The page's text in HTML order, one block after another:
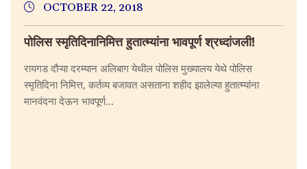
OCTOBER 22, 2018
पोलिस स्मृतिदिनानिमित्त हुतात्म्यांना भावपूर्ण श्रध्दांजली!
रायगड दौऱ्या दरम्यान अलिबाग येथील पोलिस मुख्यालय येथे पोलिस
स्मृतिदिना निमित्त, कर्तव्य बजावत असताना शहीद झालेल्या हुतात्म्यांना
मानवंदना देऊन भावपूर्ण...